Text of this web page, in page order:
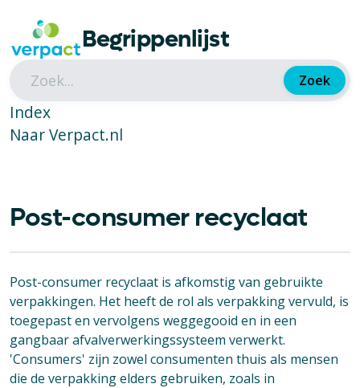
Begrippenlijst
Zoek
Index
Naar Verpact.nl
Post-consumer recyclaat
Post-consumer recyclaat is afkomstig van gebruikte
verpakkingen. Het heeft de rol als verpakking vervuld, is
toegepast en vervolgens weggegooid en in een
gangbaar afvalverwerkingssysteem verwerkt.
'Consumers' zijn zowel consumenten thuis als mensen
die de verpakking elders gebruiken, zoals in